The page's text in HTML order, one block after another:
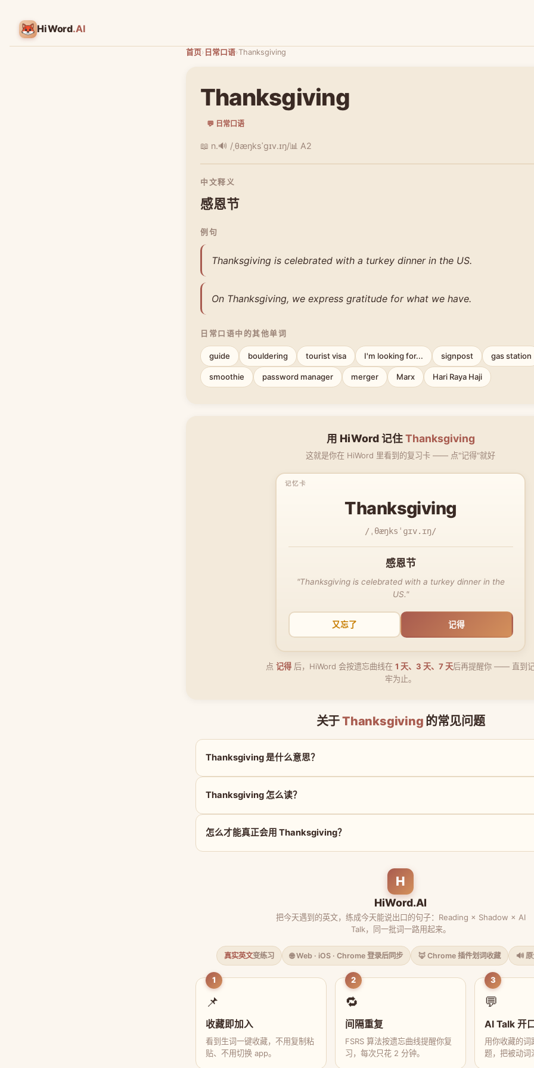
HiWord.AI
首页› 日常口语›Thanksgiving
Thanksgiving
💬 日常口语
📖 n.🔊 /ˌθæŋksˈɡɪv.ɪŋ/📊 A2
中文释义
感恩节
例句
Thanksgiving is celebrated with a turkey dinner in the US.
On Thanksgiving, we express gratitude for what we have.
日常口语中的其他单词
guide bouldering tourist visa I'm looking for... signpost gas station
smoothie password manager merger Marx Hari Raya Haji
用 HiWord 记住Thanksgiving
这就是你在 HiWord 里看到的复习卡 —— 点"记得"就好
Thanksgiving
/ˌθæŋksˈɡɪv.ɪŋ/
感恩节
"Thanksgiving is celebrated with a turkey dinner in the
US."
又忘了 记得
点 记得 后，HiWord 会按遗忘曲线在 1 天、3 天、7 天后再提醒你 —— 直到
牢为止。
关于Thanksgiving 的常见问题
Thanksgiving 是什么意思？
Thanksgiving 怎么读？
怎么才能真正会用 Thanksgiving？
H
HiWord.AI
把今天遇到的英文，练成今天能说出口的句子：Reading × Shadow × AI
Talk，同一批词一路用起来。
真实英文变练习 🌐 Web · iOS · Chrome 登录后同步 🦊 Chrome 插件划词收藏 🔊
1
📌
收藏即加入
看到生词一键收藏，不用复制粘
贴、不用切换 app。
2
🔁
间隔重复
FSRS 算法按遗忘曲线提醒你复
习，每次只花 2 分钟。
3
💬
AI Talk 开
用你收藏的词
题，把被动词